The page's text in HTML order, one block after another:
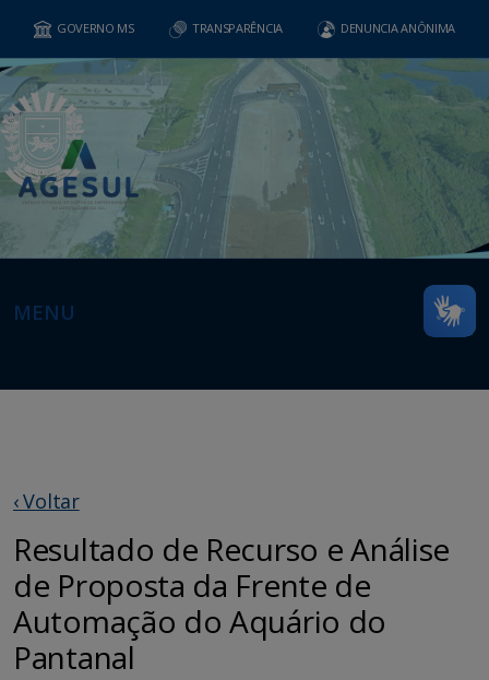
GOVERNO MS TRANSPARÊNCIA DENUNCIA ANÔNIMA
MENU
‹ Voltar
Resultado de Recurso e Análise
de Proposta da Frente de
Automação do Aquário do
Pantanal